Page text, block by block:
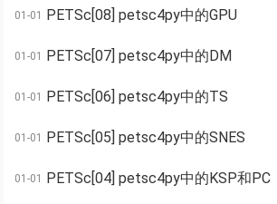
01-01 PETSc[08] petsc4py中的GPU
01-01 PETSc[07] petsc4py中的DM
01-01 PETSc[06] petsc4py中的TS
01-01 PETSc[05] petsc4py中的SNES
01-01 PETSc[04] petsc4py中的KSP和PC